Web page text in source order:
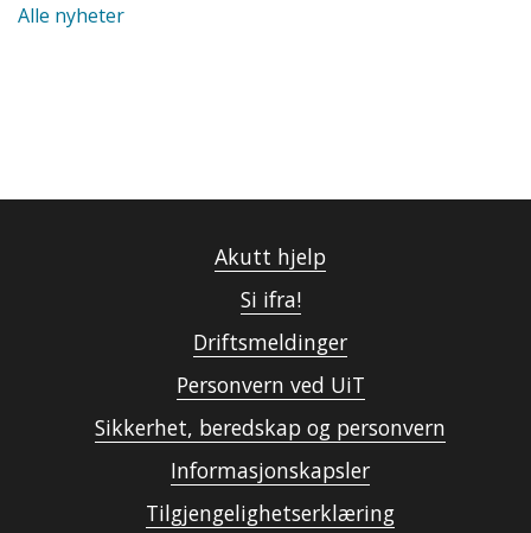
Alle nyheter
Akutt hjelp
Si ifra!
Driftsmeldinger
Personvern ved UiT
Sikkerhet, beredskap og personvern
Informasjonskapsler
Tilgjengelighetserklæring